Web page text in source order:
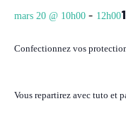
mars 20 @ 10h00 - 12h00
Confectionnez vos
Vous repartirez avec tuto et